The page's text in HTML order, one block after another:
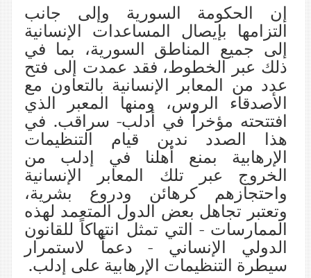
إن الحكومة السورية وإلى جانب
التزامها بإيصال المساعدات الإنسانية
إلى جميع المناطق السورية، بما في
ذلك عبر الخطوط، فقد عمدت إلى فتح
عدد من المعابر الإنسانية بالتعاون مع
الأصدقاء الروس، ومنها المعبر الذي
افتتحته مؤخراً في أدلب- سراقب. في
هذا الصدد ندين قيام التنظيمات
الإرهابية بمنع أهلنا في إدلب من
الخروج عبر تلك المعابر الإنسانية
واحتجازهم كرهائن ودروع بشرية،
وتعتبر تجاهل بعض الدول المتعمد لهذه
الممارسات - التي تمثل انتهاكاً للقانون
الدولي الإنساني - دعماً لاستمرار
سيطرة التنظيمات الإرهابية على إدلب.